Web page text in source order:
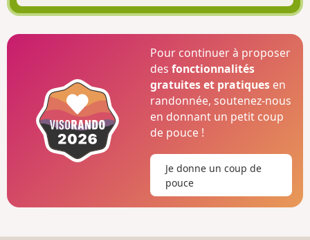
Pour continuer à proposer
desfonctionnalités
gratuites et pratiques en
randonnée, soutenez-nous
en donnant un petit coup
de pouce !
Je donne un coup de
pouce